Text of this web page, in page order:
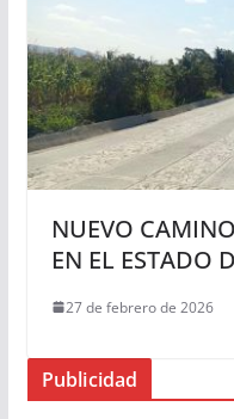
NUEVO
EN EL ESTADO
27 de febrero de 2026
Publicidad